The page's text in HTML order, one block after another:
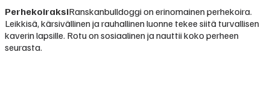
PerhekoiraksiRanskanbulldoggi on erinomainen perhekoira.
Leikkisä, kärsivällinen ja rauhallinen luonne tekee siitä turvallisen
kaverin lapsille. Rotu on sosiaalinen ja nauttii koko perheen
seurasta.